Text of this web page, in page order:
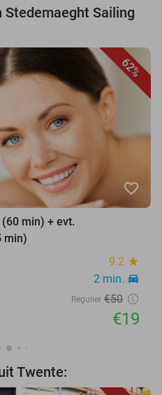
Stedemaeght Sailing
62%
favorite_border
min) + evt.
min)
9.2 star
2 min. directions_car
Regulier €50
€19
Twente: